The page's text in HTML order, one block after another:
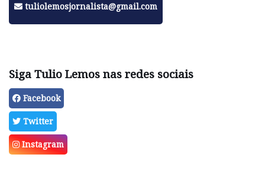
tuliolemosjornalista@gmail.com
Siga Tulio Lemos nas redes sociais
Facebook
Twitter
Instagram